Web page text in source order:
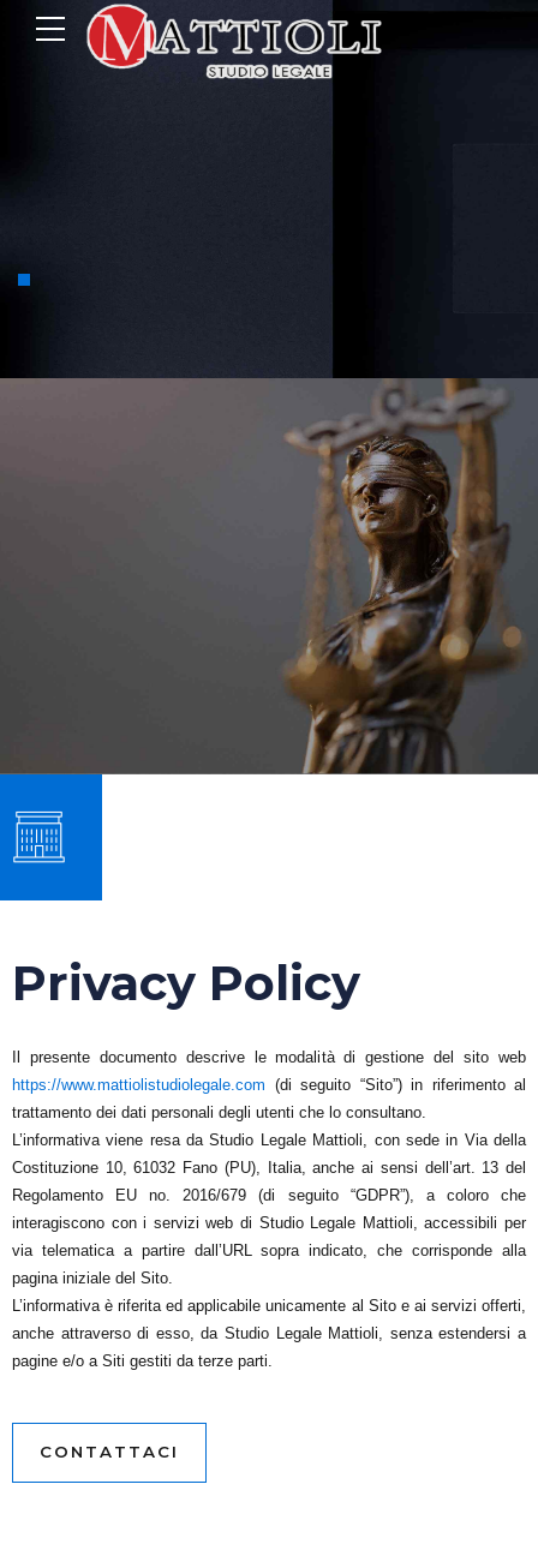
Privacy Policy
Il presente documento descrive le modalità di gestione del sito web
https://www.mattiolistudiolegale.com (di seguito “Sito”) in riferimento al
trattamento dei dati personali degli utenti che lo consultano.
L’informativa viene resa da Studio Legale Mattioli, con sede in Via della
Costituzione 10, 61032 Fano (PU), Italia, anche ai sensi dell’art. 13 del
Regolamento EU no. 2016/679 (di seguito “GDPR”), a coloro che
interagiscono con i servizi web di Studio Legale Mattioli, accessibili per
via telematica a partire dall’URL sopra indicato, che corrisponde alla
pagina iniziale del Sito.
L’informativa è riferita ed applicabile unicamente al Sito e ai servizi offerti,
anche attraverso di esso, da Studio Legale Mattioli, senza estendersi a
pagine e/o a Siti gestiti da terze parti.
CONTATTACI